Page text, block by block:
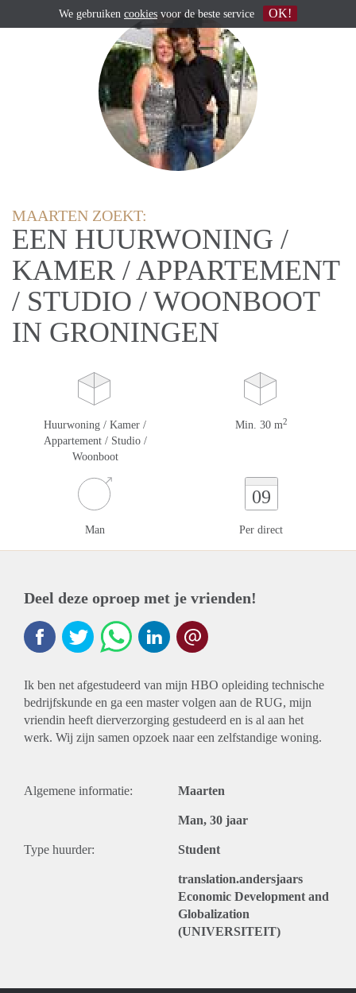
MAARTEN ZOEKT:
EEN HUURWONING /
KAMER / APPARTEMENT
/ STUDIO / WOONBOOT
IN GRONINGEN
Huurwoning / Kamer /
Appartement / Studio /
Woonboot
Min. 30 m2
Man
09
Per direct
Deel deze oproep met je vrienden!
Ik ben net afgestudeerd van mijn HBO opleiding technische
bedrijfskunde en ga een master volgen aan de RUG, mijn
vriendin heeft dierverzorging gestudeerd en is al aan het
werk. Wij zijn samen opzoek naar een zelfstandige woning.
Algemene informatie: Maarten
Man, 30 jaar
Type huurder: Student
translation.andersjaars
Economic Development and
Globalization
(UNIVERSITEIT)
We gebruiken cookies voor de beste service OK!